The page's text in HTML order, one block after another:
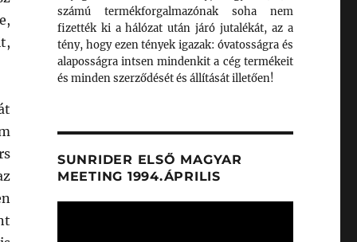
számú termékforgalmazónak soha nem
fizették ki a hálózat után járó jutalékát, az a
tény, hogy ezen tények igazak: óvatosságra és
alaposságra intsen mindenkit a cég termékeit
és minden szerződését és állítását illetően!
SUNRIDER ELSŐ MAGYAR
MEETING 1994.ÁPRILIS